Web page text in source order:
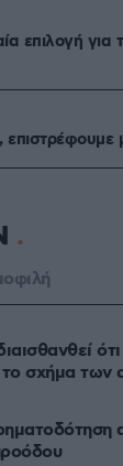
επιλογή για
ότι
σχήμα των